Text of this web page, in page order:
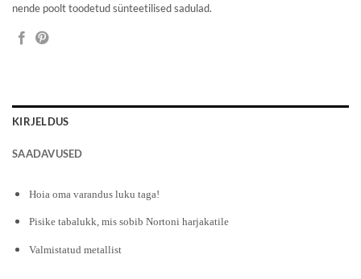
nende poolt toodetud sünteetilised sadulad.
KIRJELDUS
SAADAVUSED
Hoia oma varandus luku taga!
Pisike tabalukk, mis sobib Nortoni harjakatile
Valmistatud metallist